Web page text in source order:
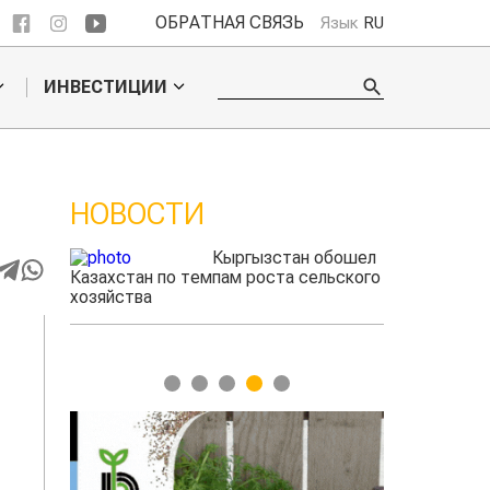
ОБРАТНАЯ СВЯЗЬ Язык RU
ИНВЕСТИЦИИ
НОВОСТИ
Ученые нашли
способ повысить
1 2 3 4 5